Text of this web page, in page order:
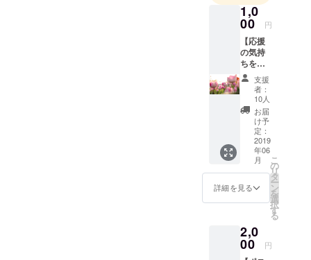
1,0
00 円
【応援
の気持
ちをい
ただけ
る方】
こちら
よりご
支援お
願いい
たしま
す。 後
日、お
礼の
メッ
セージ
をお送
しま
す。
支援
者：
10人
お届
け予
定：
2019
年06
月
詳細を見る
こ
の
リ
タ
ー
ン
を
選
択
す
る
2,0
00 円